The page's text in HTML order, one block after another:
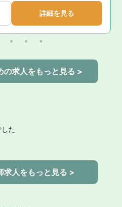
詳細を見る
あなたにおすすめの求人をもっと見る >
た
最近見た薬剤師求人をもっと見る >